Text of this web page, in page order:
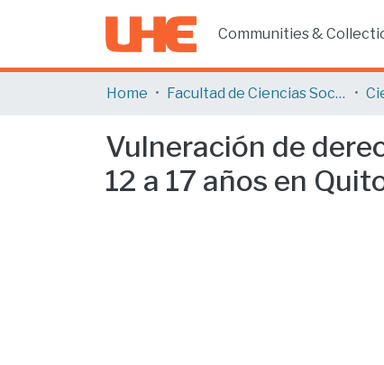
Communities &
Home Facultad de Ciencias Sociales y Humanas
Vulneración de
12 a 17 años en